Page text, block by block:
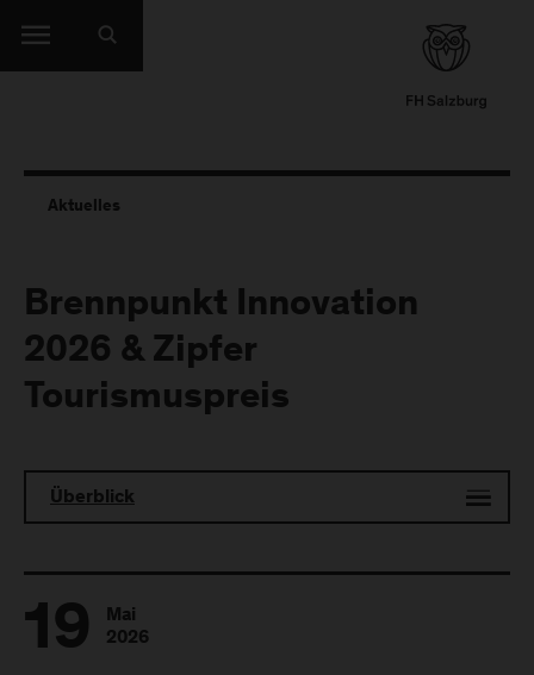
Aktuelles
Brennpunkt Innovation
2026 & Zipfer
Tourismuspreis
Überblick
19
Mai
2026